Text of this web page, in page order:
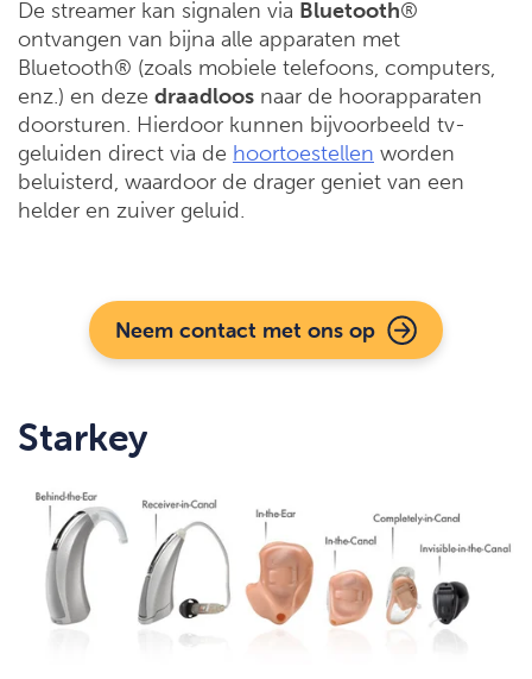
De streamer kan signalen via Bluetooth®
ontvangen van bijna alle apparaten met
Bluetooth® (zoals mobiele telefoons, computers,
enz.) en deze draadloos naar de hoorapparaten
doorsturen. Hierdoor kunnen bijvoorbeeld tv-
geluiden direct via de hoortoestellen worden
beluisterd, waardoor de drager geniet van een
helder en zuiver geluid.
Neem contact met ons op
Starkey